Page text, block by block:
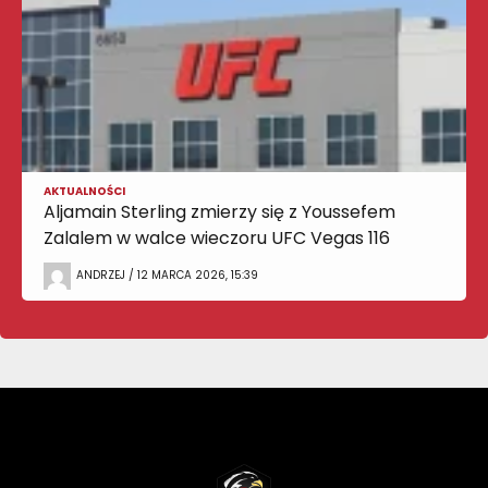
AKTUALNOŚCI
Aljamain Sterling zmierzy się z Youssefem
Zalalem w walce wieczoru UFC Vegas 116
ANDRZEJ / 12 MARCA 2026, 15:39